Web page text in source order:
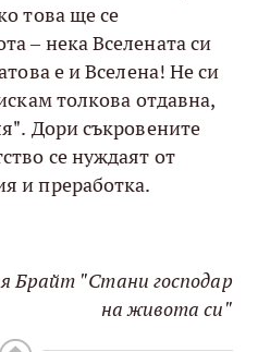
това ще се
– нека Вселената си
е и Вселена! Не си
толкова отдавна,
Дори съкровените
се нуждаят от
и преработка.
Брайт "Стани господар
на живота си"